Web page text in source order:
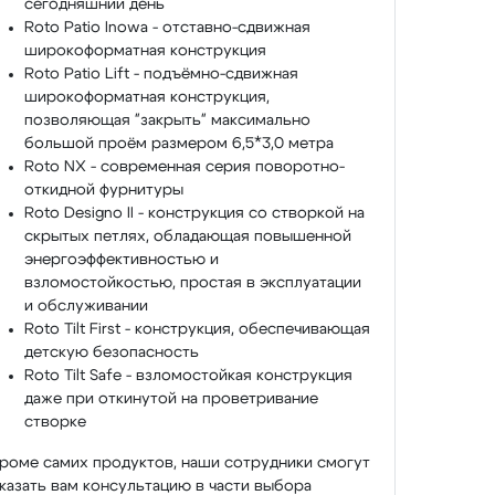
сегодняшний день
Roto Patio Inowa - отставно-сдвижная
широкоформатная конструкция
Roto Patio Lift - подъёмно-сдвижная
широкоформатная конструкция,
позволяющая "закрыть" максимально
большой проём размером 6,5*3,0 метра
Roto NX - современная серия поворотно-
откидной фурнитуры
Roto Designo II - конструкция со створкой на
скрытых петлях, обладающая повышенной
энергоэффективностью и
взломостойкостью, простая в эксплуатации
и обслуживании
Roto Tilt First - конструкция, обеспечивающая
детскую безопасность
Roto Tilt Safe - взломостойкая конструкция
даже при откинутой на проветривание
створке
самих продуктов, наши сотрудники смогут
вам консультацию в части выбора